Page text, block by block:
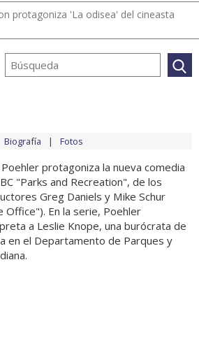
protagoniza 'La odisea' del cineasta
Biografía Fotos
protagoniza la nueva comedia
"Parks and Recreation", de los
Greg Daniels y Mike Schur
Office"). En la serie, Poehler
a Leslie Knope, una burócrata de
en el Departamento de Parques y